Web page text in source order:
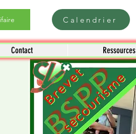
Calendrier
Contact Ressources